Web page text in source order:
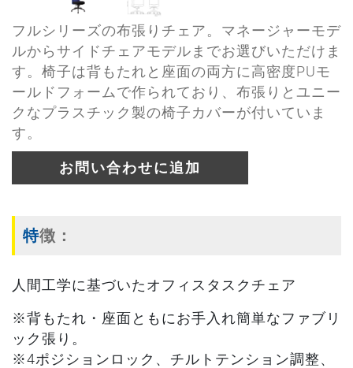
フルシリーズの布張りチェア。マネージャーモデ
ルからサイドチェアモデルまでお選びいただけま
す。椅子は背もたれと座面の両方に高密度PUモ
ールドフォームで作られており、布張りとユニー
クなプラスチック製の椅子カバーが付いていま
す。
お問い合わせに追加
特徴：
人間工学に基づいたオフィスタスクチェア
※背もたれ・座面ともにお手入れ簡単なファブリ
ック張り。
※4ポジションロック、チルトテンション調整、